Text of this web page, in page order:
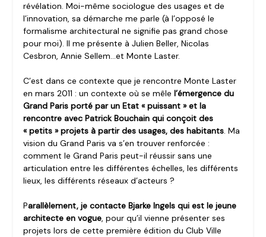
révélation. Moi-même sociologue des usages et de
l’innovation, sa démarche me parle (à l’opposé le
formalisme architectural ne signifie pas grand chose
pour moi). Il me présente à Julien Beller, Nicolas
Cesbron, Annie Sellem…et Monte Laster.
C’est dans ce contexte que je rencontre Monte Laster
en mars 2011 : un contexte où se mêle l’émergence du
Grand Paris porté par un Etat « puissant » et la
rencontre avec Patrick Bouchain qui conçoit des
« petits » projets à partir des usages, des habitants. Ma
vision du Grand Paris va s’en trouver renforcée :
comment le Grand Paris peut-il réussir sans une
articulation entre les différentes échelles, les différents
lieux, les différents réseaux d’acteurs ?
Parallèlement, je contacte Bjarke Ingels qui est le jeune
architecte en vogue, pour qu’il vienne présenter ses
projets lors de cette première édition du Club Ville